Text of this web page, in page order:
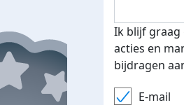
Ik blijf graag
acties en
bijdragen
E-mail